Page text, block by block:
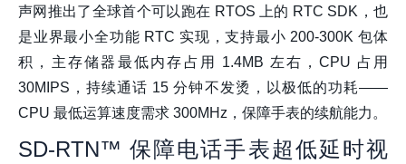
声网推出了全球首个可以跑在 RTOS 上的 RTC SDK，也
是业界最小全功能 RTC 实现，支持最小 200-300K 包体
积，主存储器最低内存占用 1.4MB 左右，CPU 占用
30MIPS，持续通话 15 分钟不发烫，以极低的功耗——
CPU 最低运算速度需求 300MHz，保障手表的续航能力。
SD-RTN™ 保障电话手表超低延时视